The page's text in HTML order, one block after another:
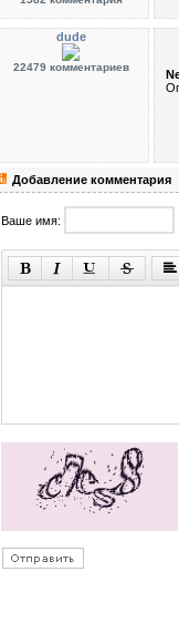
dude
22479 комментариев
Добавление комментария
Ваше имя: